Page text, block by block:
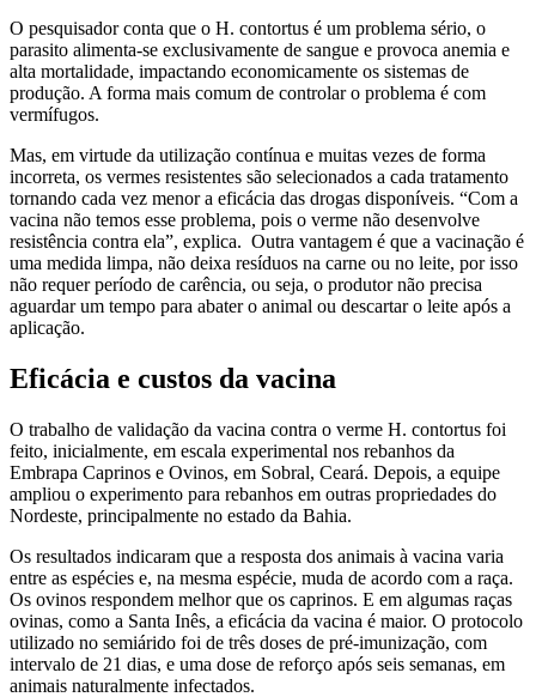
O pesquisador conta que o H. contortus é um problema sério, o
parasito alimenta-se exclusivamente de sangue e provoca anemia e
alta mortalidade, impactando economicamente os sistemas de
produção. A forma mais comum de controlar o problema é com
vermífugos.
Mas, em virtude da utilização contínua e muitas vezes de forma
incorreta, os vermes resistentes são selecionados a cada tratamento
tornando cada vez menor a eficácia das drogas disponíveis. “Com a
vacina não temos esse problema, pois o verme não desenvolve
resistência contra ela”, explica. Outra vantagem é que a vacinação é
uma medida limpa, não deixa resíduos na carne ou no leite, por isso
não requer período de carência, ou seja, o produtor não precisa
aguardar um tempo para abater o animal ou descartar o leite após a
aplicação.
Eficácia e custos da vacina
O trabalho de validação da vacina contra o verme H. contortus foi
feito, inicialmente, em escala experimental nos rebanhos da
Embrapa Caprinos e Ovinos, em Sobral, Ceará. Depois, a equipe
ampliou o experimento para rebanhos em outras propriedades do
Nordeste, principalmente no estado da Bahia.
Os resultados indicaram que a resposta dos animais à vacina varia
entre as espécies e, na mesma espécie, muda de acordo com a raça.
Os ovinos respondem melhor que os caprinos. E em algumas raças
ovinas, como a Santa Inês, a eficácia da vacina é maior. O protocolo
utilizado no semiárido foi de três doses de pré-imunização, com
intervalo de 21 dias, e uma dose de reforço após seis semanas, em
animais naturalmente infectados.